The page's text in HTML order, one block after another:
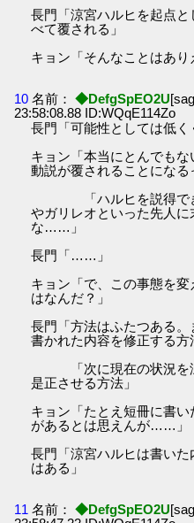
長門「涼宮ハルヒを起点
べて覆される」
キョン「そんなことはあり
10 名前： ◆DefgSpEO2U
23:58:08.88 ID:WQqE114Zo
長門「可能性としては低く
キョン「本当にとんでも
動説が覆されることになる
「ハルヒを説得でき
やガリレオといった先人
な……」
長門「……」
キョン「で、この事態を
はなんだ？」
長門「方法はふたつある
書かれた内容を修正する方
「次に現在の状況を涼
是正させる方法」
キョン「たとえ短冊に書
があるとは思えんが……」
長門「涼宮ハルヒは書い
はある」
11 名前： ◆DefgSpEO2U